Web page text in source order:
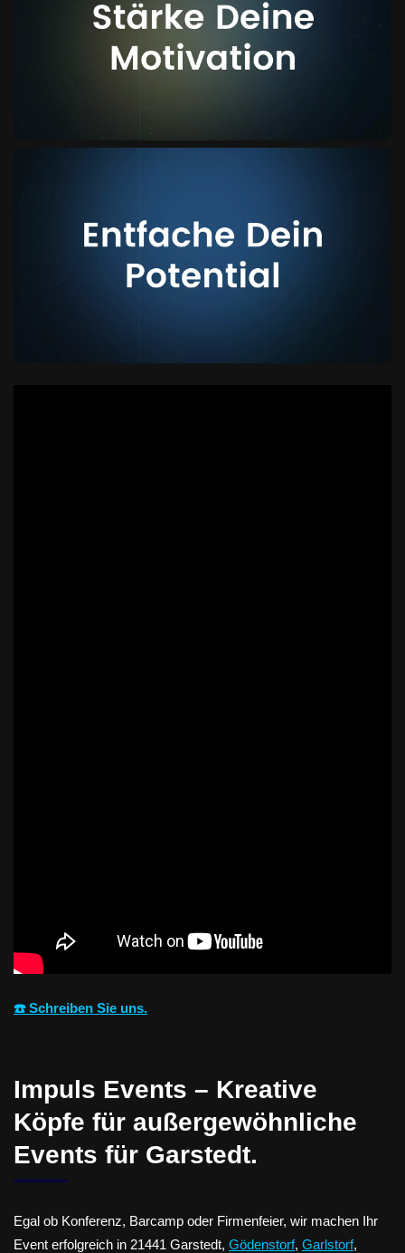
☎️ Schreiben Sie uns.
Impuls Events – Kreative
Köpfe für außergewöhnliche
Events für Garstedt.
Egal ob Konferenz, Barcamp oder Firmenfeier, wir machen Ihr
Event erfolgreich in 21441 Garstedt, Gödenstorf, Garlstorf,